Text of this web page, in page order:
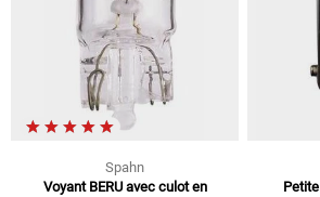
Spahn
Voyant BERU avec culot en